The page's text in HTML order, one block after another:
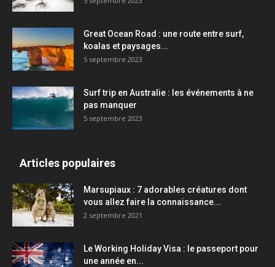
Great Ocean Road : une route entre surf,
koalas et paysages...
5 septembre 2023
Surf trip en Australie : les événements à ne
pas manquer
5 septembre 2023
Articles populaires
Marsupiaux : 7 adorables créatures dont
vous allez faire la connaissance...
2 septembre 2021
Le Working Holiday Visa : le passeport pour
une année en...